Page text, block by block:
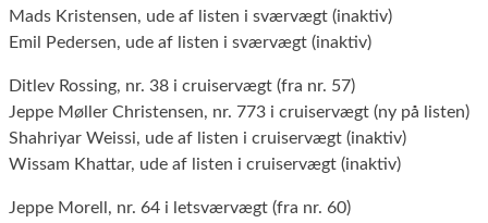
Mads Kristensen, ude af listen i sværvægt (inaktiv)
Emil Pedersen, ude af listen i sværvægt (inaktiv)
Ditlev Rossing, nr. 38 i cruiservægt (fra nr. 57)
Jeppe Møller Christensen, nr. 773 i cruiservægt (ny på listen)
Shahriyar Weissi, ude af listen i cruiservægt (inaktiv)
Wissam Khattar, ude af listen i cruiservægt (inaktiv)
Jeppe Morell, nr. 64 i letsværvægt (fra nr. 60)